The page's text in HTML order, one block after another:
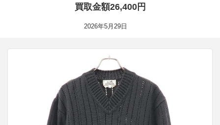
買取金額26,400円
2026年5月29日